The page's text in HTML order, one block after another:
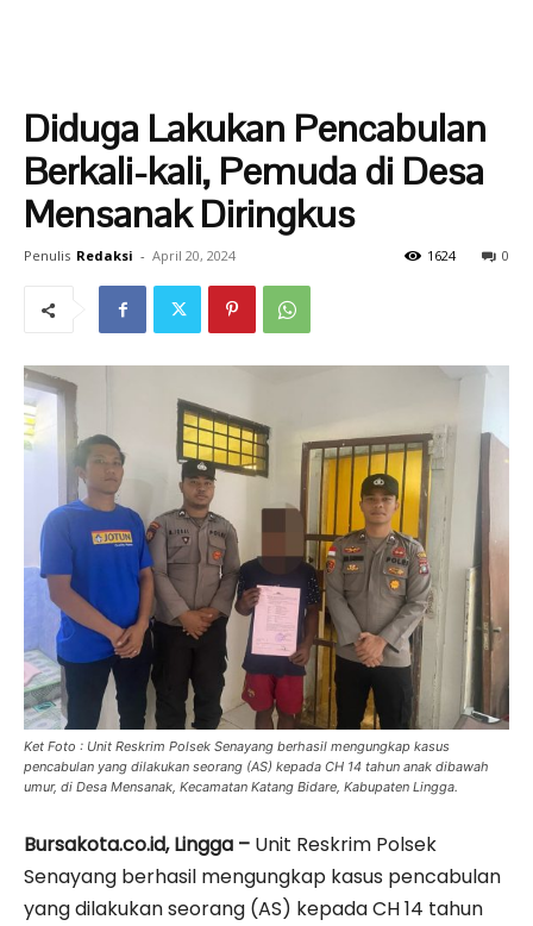
Diduga Lakukan Pencabulan
Berkali-kali, Pemuda di Desa
Mensanak Diringkus
Penulis Redaksi - April 20, 2024 0
1624
Ket Foto : Unit Reskrim Polsek Senayang berhasil mengungkap kasus
pencabulan yang dilakukan seorang (AS) kepada CH 14 tahun anak dibawah
umur, di Desa Mensanak, Kecamatan Katang Bidare, Kabupaten Lingga.
Bursakota.co.id, Lingga – Unit Reskrim Polsek
Senayang berhasil mengungkap kasus pencabulan
yang dilakukan seorang (AS) kepada CH 14 tahun